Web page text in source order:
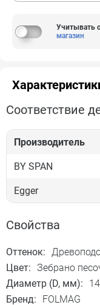
Учитывать
магазин
Соответствие
Производитель
BY SPAN
Egger
Свойства
Оттенок:
Цвет: Зебрано
Диаметр (D, мм):
14
Бренд:
FOLMAG